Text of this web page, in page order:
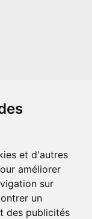
et d'autres
améliorer
sur
un
des publicités
Tous droits
aucun cas lié de
Company, Pixar,
Toute demande